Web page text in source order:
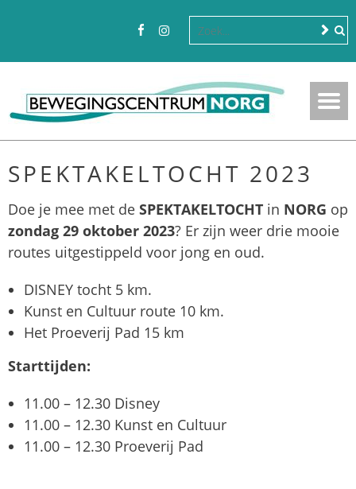
SPEKTAKELTOCHT 2023
Doe je mee met de SPEKTAKELTOCHT in NORG op
zondag 29 oktober 2023? Er zijn weer drie mooie
routes uitgestippeld voor jong en oud.
DISNEY tocht 5 km.
Kunst en Cultuur route 10 km.
Het Proeverij Pad 15 km
Starttijden:
11.00 – 12.30 Disney
11.00 – 12.30 Kunst en Cultuur
11.00 – 12.30 Proeverij Pad